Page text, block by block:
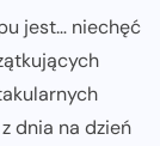
jest… niechęć
dnia na dzień